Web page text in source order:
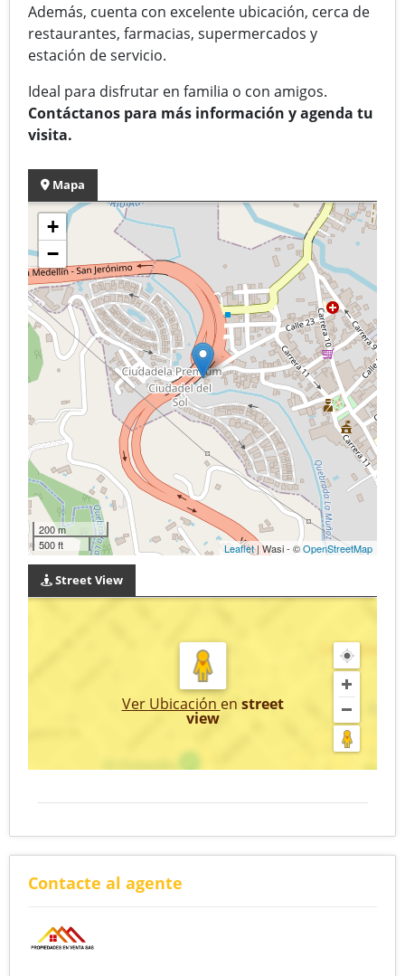
Además, cuenta con excelente ubicación, cerca de
restaurantes, farmacias, supermercados y
estación de servicio.
Ideal para disfrutar en familia o con amigos.
Contáctanos para más información y agenda tu
visita.
Mapa
+
−
200 m
500 ft
Leaflet| Wasi - ©OpenStreetMap
Street View
Ver Ubicación en street
view
Contacte al agente